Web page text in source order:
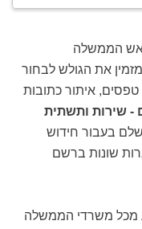
הממשלה
את הגולש לבחור
טפסים, איתור כתובות
- שירות ותשתית
בעבור חידוש
שונות ברשם
מכל משרדי הממשלה